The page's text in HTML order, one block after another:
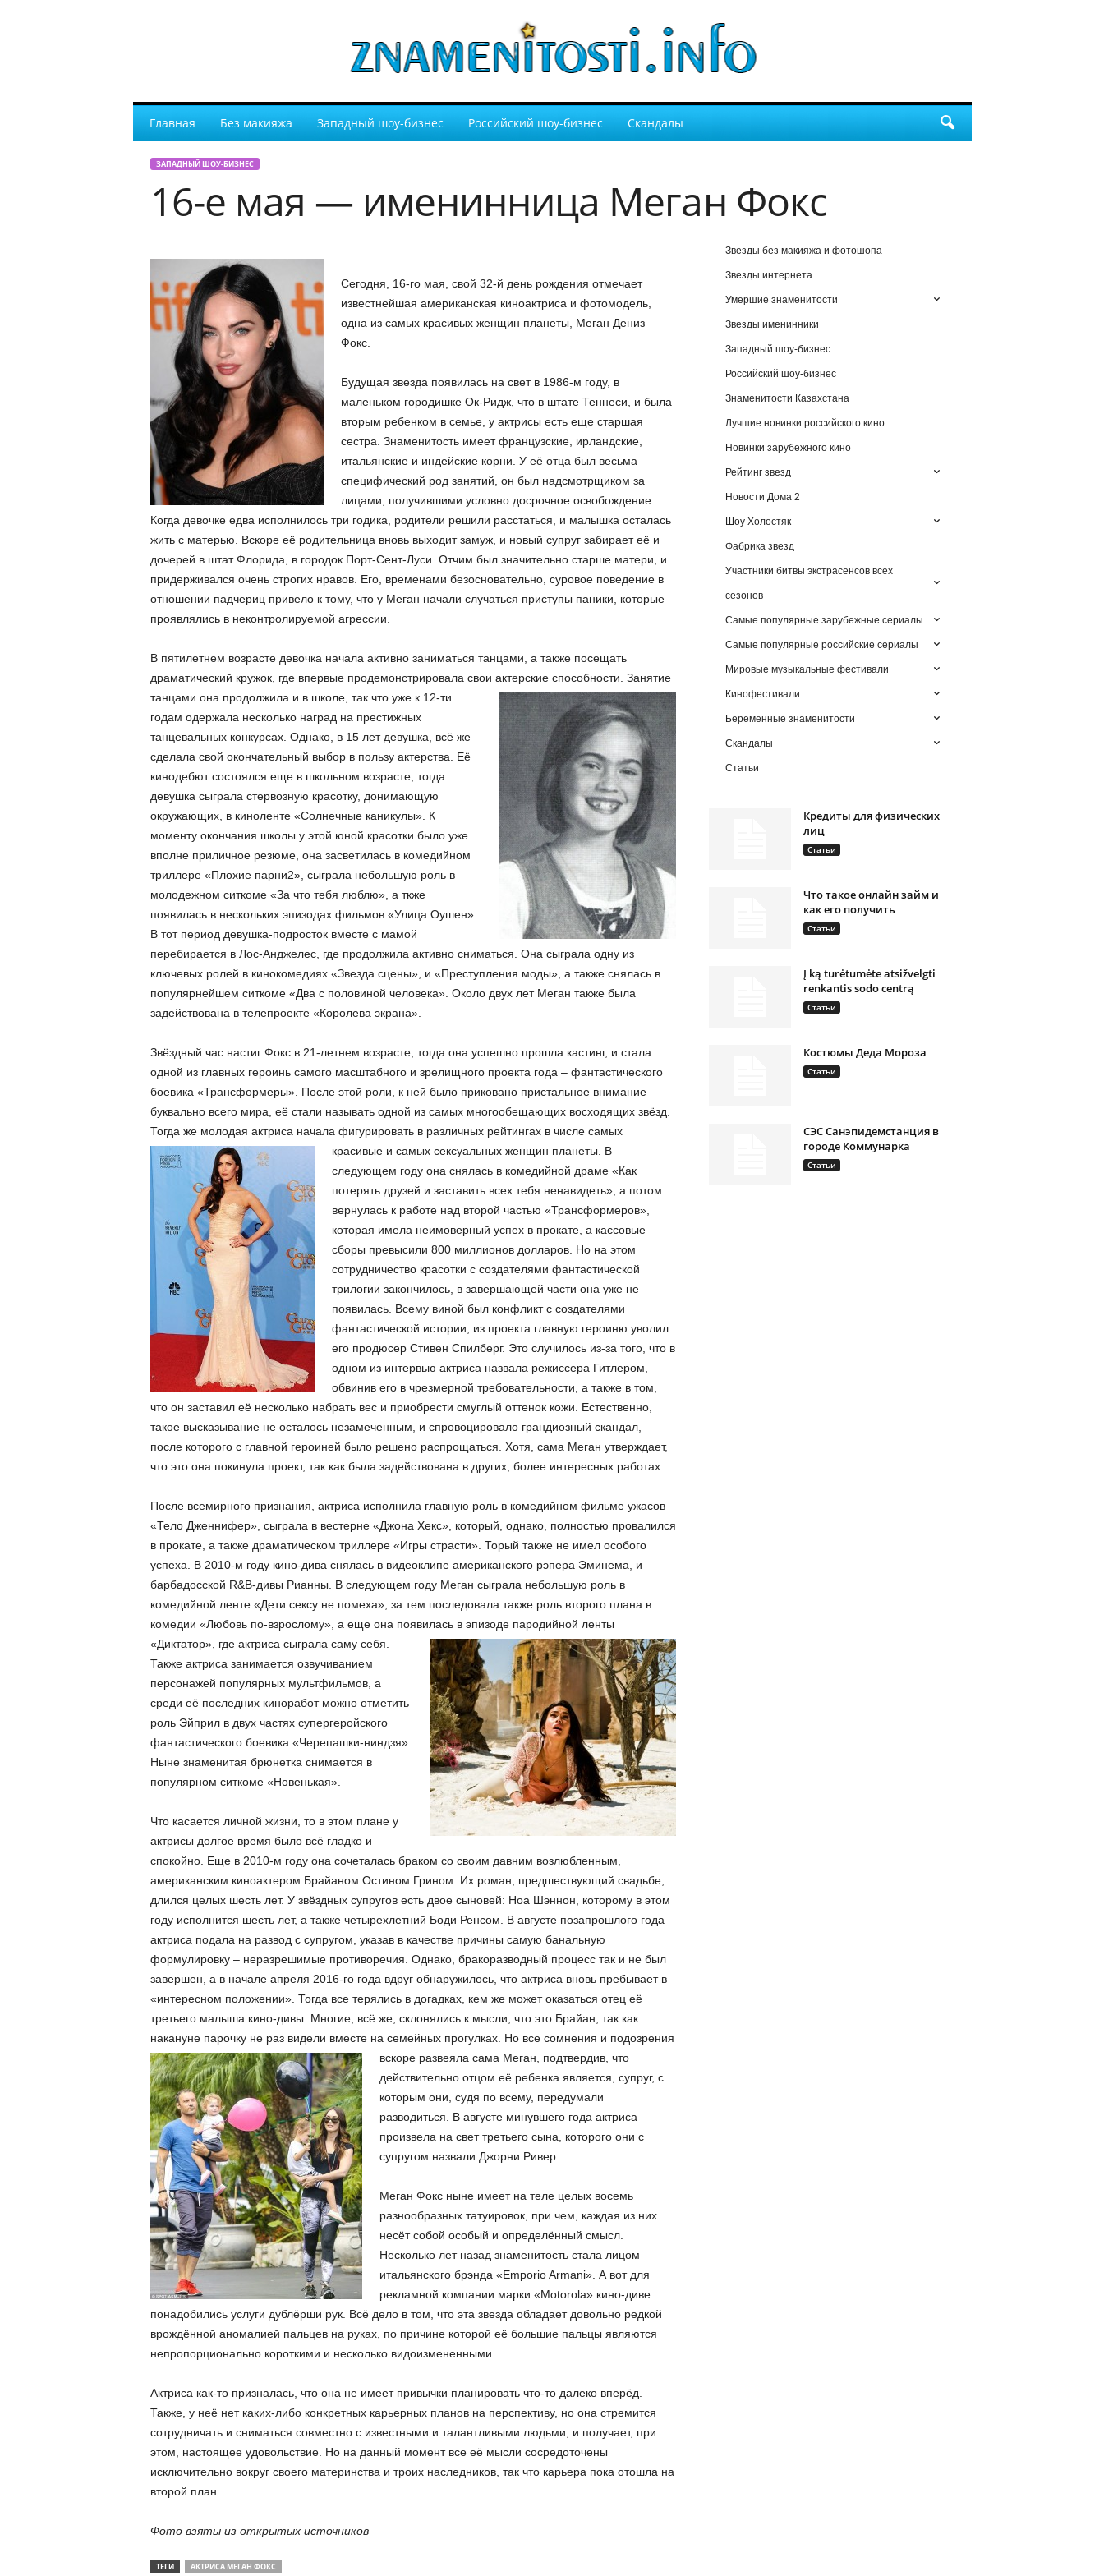
Главная Без макияжа Западный шоу-бизнес Российский шоу-бизнес Скандалы
ЗАПАДНЫЙ ШОУ-БИЗНЕС
16-е мая — именинница Меган Фокс
Сегодня, 16-го мая, свой 32-й день рождения отмечает
известнейшая американская киноактриса и фотомодель,
одна из самых красивых женщин планеты, Меган Дениз
Фокс.
Будущая звезда появилась на свет в 1986-м году, в
маленьком городишке Ок-Ридж, что в штате Теннеси, и была
вторым ребенком в семье, у актрисы есть еще старшая
сестра. Знаменитость имеет французские, ирландские,
итальянские и индейские корни. У её отца был весьма
специфический род занятий, он был надсмотрщиком за
лицами, получившими условно досрочное освобождение.
Когда девочке едва исполнилось три годика, родители решили расстаться, и малышка осталась
жить с матерью. Вскоре её родительница вновь выходит замуж, и новый супруг забирает её и
дочерей в штат Флорида, в городок Порт-Сент-Луси. Отчим был значительно старше матери, и
придерживался очень строгих нравов. Его, временами безосновательно, суровое поведение в
отношении падчериц привело к тому, что у Меган начали случаться приступы паники, которые
проявлялись в неконтролируемой агрессии.
В пятилетнем возрасте девочка начала активно заниматься танцами, а также посещать
драматический кружок, где впервые продемонстрировала свои актерские способности. Занятие
танцами она продолжила и в школе, так что уже к 12-ти
годам одержала несколько наград на престижных
танцевальных конкурсах. Однако, в 15 лет девушка, всё же
сделала свой окончательный выбор в пользу актерства. Её
кинодебют состоялся еще в школьном возрасте, тогда
девушка сыграла стервозную красотку, донимающую
окружающих, в киноленте «Солнечные каникулы». К
моменту окончания школы у этой юной красотки было уже
вполне приличное резюме, она засветилась в комедийном
триллере «Плохие парни2», сыграла небольшую роль в
молодежном ситкоме «За что тебя люблю», а ткже
появилась в нескольких эпизодах фильмов «Улица Оушен».
В тот период девушка-подросток вместе с мамой
перебирается в Лос-Анджелес, где продолжила активно сниматься. Она сыграла одну из
ключевых ролей в кинокомедиях «Звезда сцены», и «Преступления моды», а также снялась в
популярнейшем ситкоме «Два с половиной человека». Около двух лет Меган также была
задействована в телепроекте «Королева экрана».
Звёздный час настиг Фокс в 21-летнем возрасте, тогда она успешно прошла кастинг, и стала
одной из главных героинь самого масштабного и зрелищного проекта года – фантастического
боевика «Трансформеры». После этой роли, к ней было приковано пристальное внимание
буквально всего мира, её стали называть одной из самых многообещающих восходящих звёзд.
Тогда же молодая актриса начала фигурировать в различных рейтингах в числе самых
красивые и самых сексуальных женщин планеты. В
следующем году она снялась в комедийной драме «Как
потерять друзей и заставить всех тебя ненавидеть», а потом
вернулась к работе над второй частью «Трансформеров»,
которая имела неимоверный успех в прокате, а кассовые
сборы превысили 800 миллионов долларов. Но на этом
сотрудничество красотки с создателями фантастической
трилогии закончилось, в завершающей части она уже не
появилась. Всему виной был конфликт с создателями
фантастической истории, из проекта главную героиню уволил
его продюсер Стивен Спилберг. Это случилось из-за того, что в
одном из интервью актриса назвала режиссера Гитлером,
обвинив его в чрезмерной требовательности, а также в том,
что он заставил её несколько набрать вес и приобрести смуглый оттенок кожи. Естественно,
такое высказывание не осталось незамеченным, и спровоцировало грандиозный скандал,
после которого с главной героиней было решено распрощаться. Хотя, сама Меган утверждает,
что это она покинула проект, так как была задействована в других, более интересных работах.
После всемирного признания, актриса исполнила главную роль в комедийном фильме ужасов
«Тело Дженнифер», сыграла в вестерне «Джона Хекс», который, однако, полностью провалился
в прокате, а также драматическом триллере «Игры страсти». Торый также не имел особого
успеха. В 2010-м году кино-дива снялась в видеоклипе американского рэпера Эминема, и
барбадосской R&B-дивы Рианны. В следующем году Меган сыграла небольшую роль в
комедийной ленте «Дети сексу не помеха», за тем последовала также роль второго плана в
комедии «Любовь по-взрослому», а еще она появилась в эпизоде пародийной ленты
«Диктатор», где актриса сыграла саму себя.
Также актриса занимается озвучиванием
персонажей популярных мультфильмов, а
среди её последних киноработ можно отметить
роль Эйприл в двух частях супергеройского
фантастического боевика «Черепашки-ниндзя».
Ныне знаменитая брюнетка снимается в
популярном ситкоме «Новенькая».
Что касается личной жизни, то в этом плане у
актрисы долгое время было всё гладко и
спокойно. Еще в 2010-м году она сочеталась браком со своим давним возлюбленным,
американским киноактером Брайаном Остином Грином. Их роман, предшествующий свадьбе,
длился целых шесть лет. У звёздных супругов есть двое сыновей: Ноа Шэннон, которому в этом
году исполнится шесть лет, а также четырехлетний Боди Ренсом. В августе позапрошлого года
актриса подала на развод с супругом, указав в качестве причины самую банальную
формулировку – неразрешимые противоречия. Однако, бракоразводный процесс так и не был
завершен, а в начале апреля 2016-го года вдруг обнаружилось, что актриса вновь пребывает в
«интересном положении». Тогда все терялись в догадках, кем же может оказаться отец её
третьего малыша кино-дивы. Многие, всё же, склонялись к мысли, что это Брайан, так как
накануне парочку не раз видели вместе на семейных прогулках. Но все сомнения и подозрения
вскоре развеяла сама Меган, подтвердив, что
действительно отцом её ребенка является, супруг, с
которым они, судя по всему, передумали
разводиться. В августе минувшего года актриса
произвела на свет третьего сына, которого они с
супругом назвали Джорни Ривер
Меган Фокс ныне имеет на теле целых восемь
разнообразных татуировок, при чем, каждая из них
несёт собой особый и определённый смысл.
Несколько лет назад знаменитость стала лицом
итальянского брэнда «Emporio Armani». А вот для
рекламной компании марки «Motorola» кино-диве
понадобились услуги дублёрши рук. Всё дело в том, что эта звезда обладает довольно редкой
врождённой аномалией пальцев на руках, по причине которой её большие пальцы являются
непропорционально короткими и несколько видоизмененными.
Актриса как-то призналась, что она не имеет привычки планировать что-то далеко вперёд.
Также, у неё нет каких-либо конкретных карьерных планов на перспективу, но она стремится
сотрудничать и сниматься совместно с известными и талантливыми людьми, и получает, при
этом, настоящее удовольствие. Но на данный момент все её мысли сосредоточены
исключительно вокруг своего материнства и троих наследников, так что карьера пока отошла на
второй план.
Фото взяты из открытых источников
ТЕГИ АКТРИСА МЕГАН ФОКС
Звезды без макияжа и фотошопа
Звезды интернета
Умершие знаменитости
Звезды именинники
Западный шоу-бизнес
Российский шоу-бизнес
Знаменитости Казахстана
Лучшие новинки российского кино
Новинки зарубежного кино
Рейтинг звезд
Новости Дома 2
Шоу Холостяк
Фабрика звезд
Участники битвы экстрасенсов всех
сезонов
Самые популярные зарубежные сериалы
Самые популярные российские сериалы
Мировые музыкальные фестивали
Кинофестивали
Беременные знаменитости
Скандалы
Статьи
Кредиты для физических
лиц
Статьи
Что такое онлайн займ и
как его получить
Статьи
Į ką turėtumėte atsižvelgti
renkantis sodo centrą
Статьи
Костюмы Деда Мороза
Статьи
СЭС Санэпидемстанция в
городе Коммунарка
Статьи